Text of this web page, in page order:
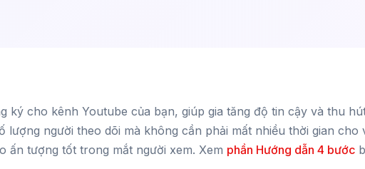
ký cho kênh Youtube của bạn, giúp gia tăng độ tin cậy và thu
lượng người theo dõi mà không cần phải mất nhiều thời gian
ấn tượng tốt trong mắt người xem. Xem phần Hướng dẫn 4 bước